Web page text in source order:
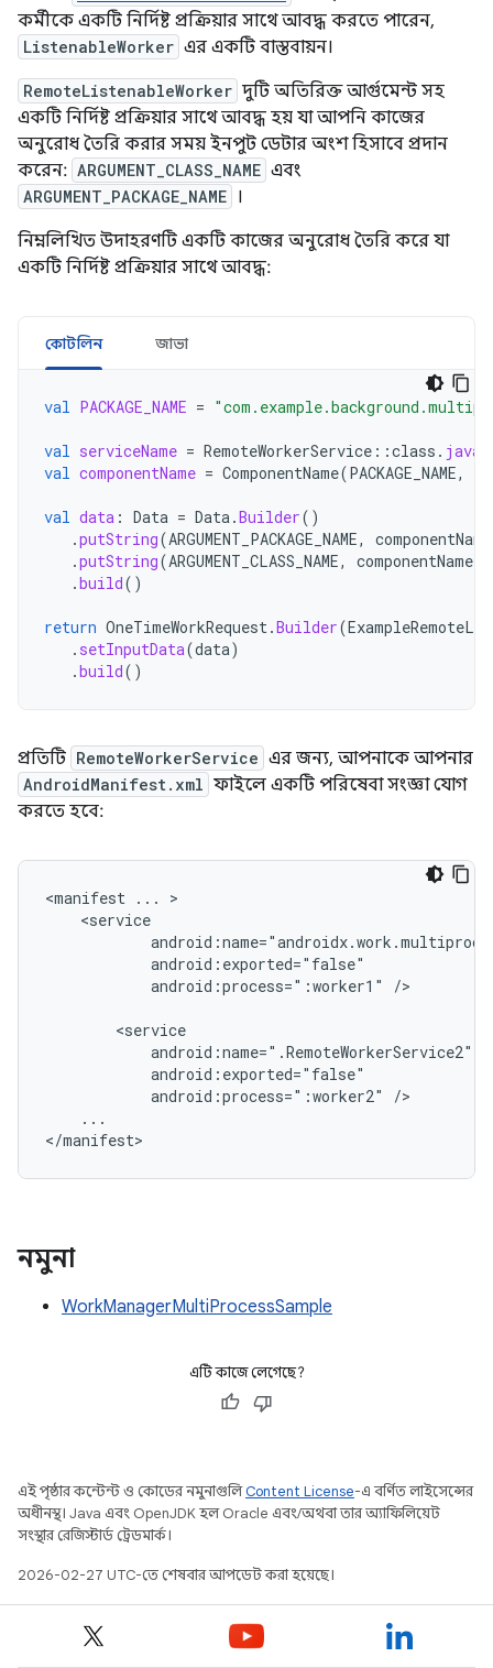
কর্মীকে একটি নির্দিষ্ট প্রক্রিয়ার সাথে আবদ্ধ করতে পারেন,
ListenableWorker এর একটি বাস্তবায়ন।
RemoteListenableWorker দুটি অতিরিক্ত আর্গুমেন্ট সহ
একটি নির্দিষ্ট প্রক্রিয়ার সাথে আবদ্ধ হয় যা আপনি কাজের
অনুরোধ তৈরি করার সময় ইনপুট ডেটার অংশ হিসাবে প্রদান
করেন: ARGUMENT_CLASS_NAME এবং
ARGUMENT_PACKAGE_NAME ।
নিম্নলিখিত উদাহরণটি একটি কাজের অনুরোধ তৈরি করে যা
একটি নির্দিষ্ট প্রক্রিয়ার সাথে আবদ্ধ:
কোটলিন জাভা
val PACKAGE_NAME =
val serviceName = RemoteWorkerService ::class . java
val componentName = ComponentName(PACKAGE_NAME,
val data : Data = Data.Builder()
.putString(ARGUMENT_PACKAGE_NAME, componentName
.putString(ARGUMENT_CLASS_NAME, componentName
.build()
return OneTimeWorkRequest.Builder(
. setInputData(data)
.build()
প্রতিটি RemoteWorkerService এর জন্য, আপনাকে আপনার
AndroidManifest.xml ফাইলে একটি পরিষেবা সংজ্ঞা যোগ
করতে হবে:
<manifest ...
android:process=":worker1"
/>
android:process=":worker2"
...
</manifest>
নমুনা
WorkManagerMultiProcessSample
এটি কাজে লেগেছে?
এই পৃষ্ঠার কন্টেন্ট ও কোডের নমুনাগুলিContent License-এ বর্ণিত লাইসেন্সের
অধীনস্থ। Java এবং OpenJDK হল Oracle এবং/অথবা তার অ্যাফিলিয়েট
সংস্থার রেজিস্টার্ড ট্রেডমার্ক।
2026-02-27 UTC-তে শেষবার আপডেট করা হয়েছে।